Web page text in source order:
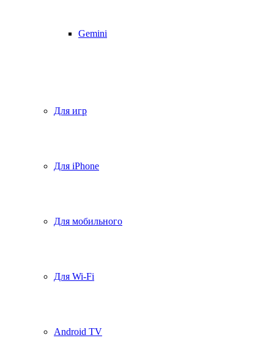
Gemini
Для игр
Для iPhone
Для мобильного
Для Wi-Fi
Android TV